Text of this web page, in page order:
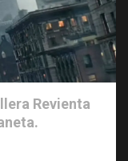
Revienta